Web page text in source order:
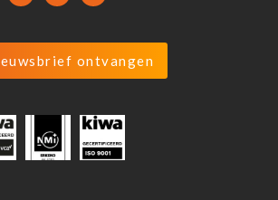
ontvangen